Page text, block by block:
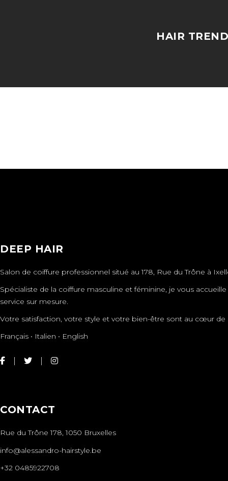
HAIR
DEEP HAIR
Salon de coiffure professionnel situé au 178, Rue du Trône à
Spécialiste de la coiffure masculine et féminine, je vous
service sur mesure.
Votre satisfaction, votre style et votre bien-être sont au cœur
Français • Italien • English
CONTACT
Rue du Trône 178, 1050 Bruxelles
info@alessandro-hairstyle.be
+32 0485922708